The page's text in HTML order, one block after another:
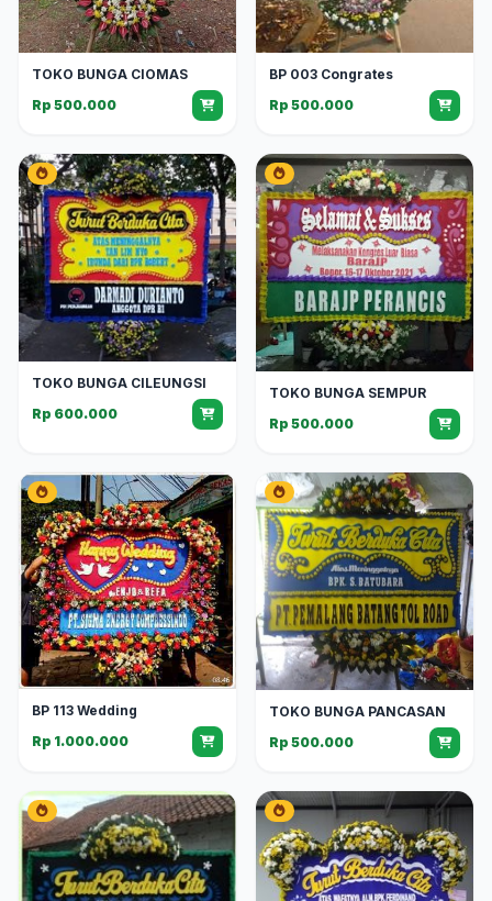
TOKO BUNGA CIOMAS
Rp 500.000
BP 003 Congrates
Rp 500.000
TOKO BUNGA CILEUNGSI
Rp 600.000
TOKO BUNGA SEMPUR
Rp 500.000
BP 113 Wedding
Rp 1.000.000
TOKO BUNGA PANCASAN
Rp 500.000